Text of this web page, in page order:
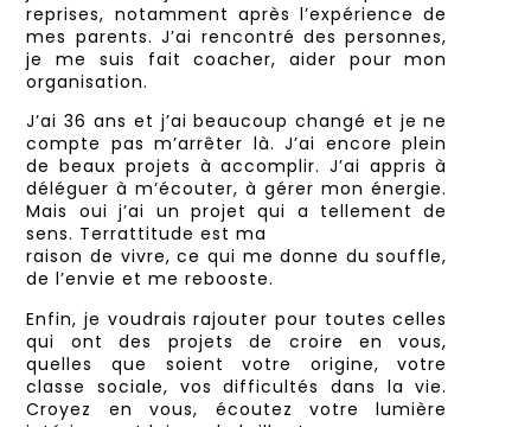
reprises, notamment après l’expérience de
mes parents. J’ai rencontré des personnes,
je me suis fait coacher, aider pour mon
organisation.
J’ai 36 ans et j’ai beaucoup changé et je ne
compte pas m’arrêter là. J’ai encore plein
de beaux projets à accomplir. J’ai appris à
déléguer à m’écouter, à gérer mon énergie.
Mais oui j’ai un projet qui a tellement de
sens. Terrattitude est ma
raison de vivre, ce qui me donne du souffle,
de l’envie et me rebooste.
Enfin, je voudrais rajouter pour toutes celles
qui ont des projets de croire en vous,
quelles que soient votre origine, votre
classe sociale, vos difficultés dans la vie.
Croyez en vous, écoutez votre lumière